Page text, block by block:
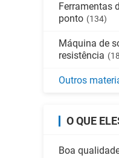
Ferramentas
ponto (134)
Máquina de
resistência
Outros
O QUE
Boa